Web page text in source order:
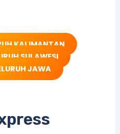
KALIMANTAN
SULAWESI
JAWA